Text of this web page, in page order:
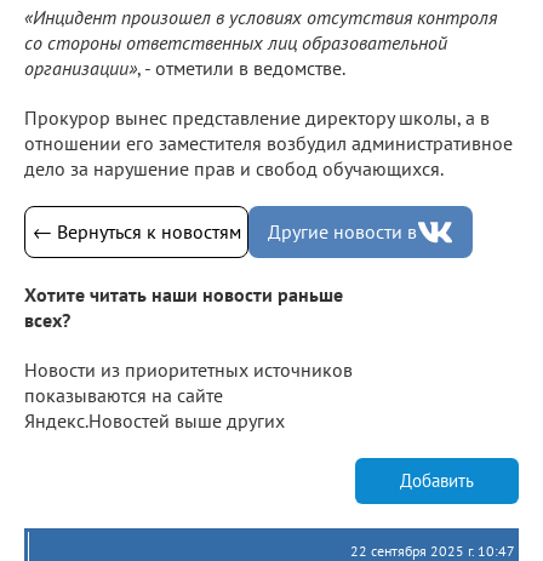
«Инцидент произошел в условиях отсутствия контроля
со стороны ответственных лиц образовательной
организации», - отметили в ведомстве.
Прокурор вынес представление директору школы, а в
отношении его заместителя возбудил административное
дело за нарушение прав и свобод обучающихся.
← Вернуться к новостям Другие новости в
Хотите читать наши новости раньше
всех?
Новости из приоритетных источников
показываются на сайте
Яндекс.Новостей выше других
Добавить
22 сентября 2025 г. 10:47